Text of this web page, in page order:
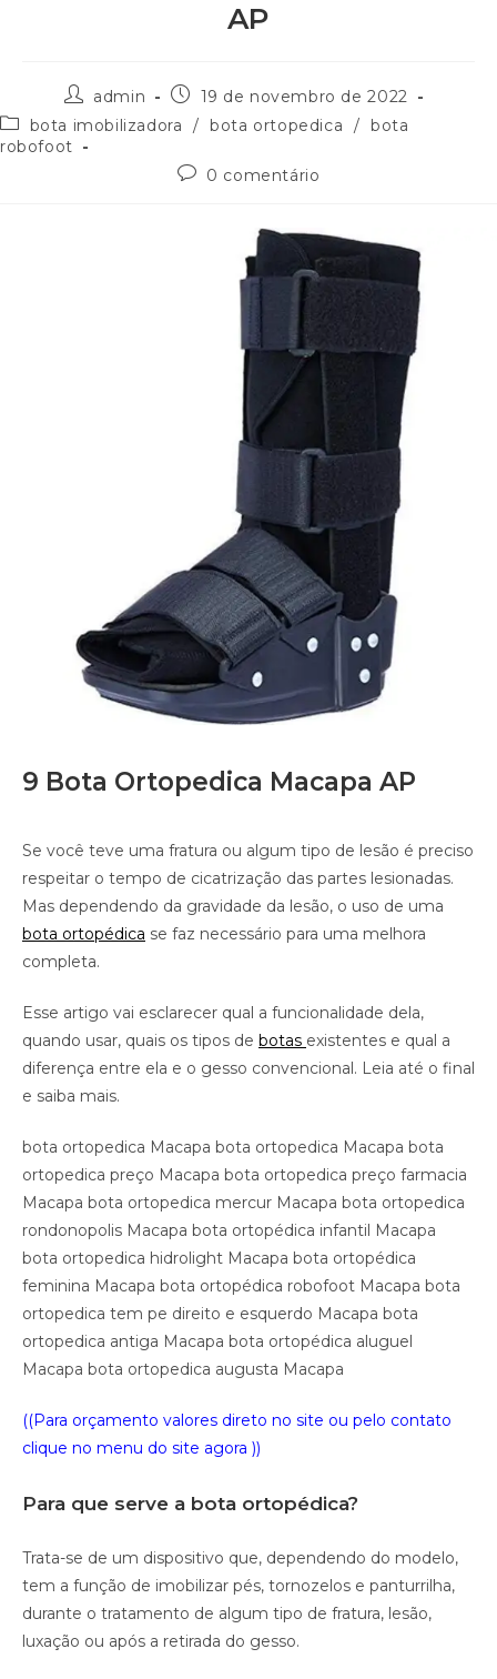
AP
admin
19 de novembro de 2022
bota imobilizadora
/ bota ortopedica / bota
robofoot
0 comentário
9 Bota Ortopedica Macapa AP
Se você teve uma fratura ou algum tipo de lesão é preciso
respeitar o tempo de cicatrização das partes lesionadas.
Mas dependendo da gravidade da lesão, o uso de uma
bota ortopédica se faz necessário para uma melhora
completa.
Esse artigo vai esclarecer qual a funcionalidade dela,
quando usar, quais os tipos de botas existentes e qual a
diferença entre ela e o gesso convencional. Leia até o final
e saiba mais.
bota ortopedica Macapa bota ortopedica Macapa bota
ortopedica preço Macapa bota ortopedica preço farmacia
Macapa bota ortopedica mercur Macapa bota ortopedica
rondonopolis Macapa bota ortopédica infantil Macapa
bota ortopedica hidrolight Macapa bota ortopédica
feminina Macapa bota ortopédica robofoot Macapa bota
ortopedica tem pe direito e esquerdo Macapa bota
ortopedica antiga Macapa bota ortopédica aluguel
Macapa bota ortopedica augusta Macapa
((Para orçamento valores direto no site ou pelo contato
clique no menu do site agora ))
Para que serve a bota ortopédica?
Trata-se de um dispositivo que, dependendo do modelo,
tem a função de imobilizar pés, tornozelos e panturrilha,
durante o tratamento de algum tipo de fratura, lesão,
luxação ou após a retirada do gesso.